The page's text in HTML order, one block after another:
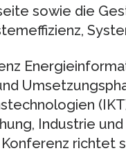
sowie die
Industrie
richtet